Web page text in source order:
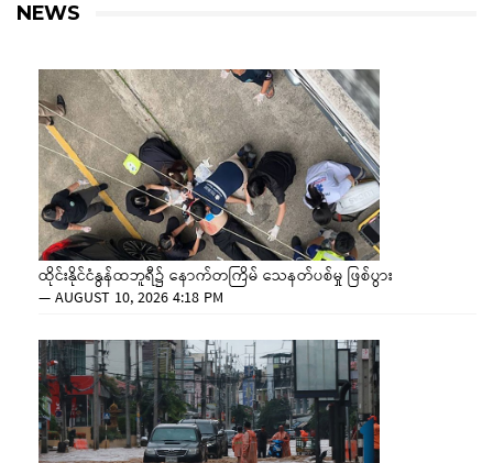
NEWS
ထိုင်းနိုင်ငံနွန်ထဘူရီ၌ နောက်တကြိမ် သေနတ်ပစ်မှု ဖြစ်ပွား
—AUGUST 10, 2026 4:18 PM